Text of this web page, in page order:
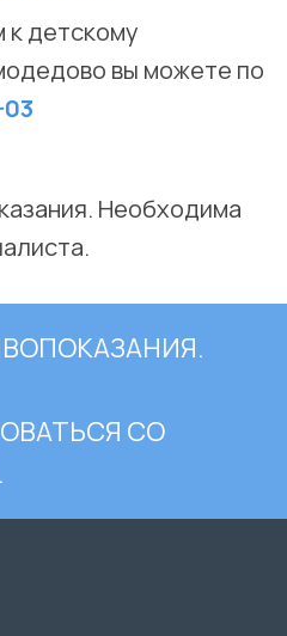
к детскому
вы можете по
Необходима
СО